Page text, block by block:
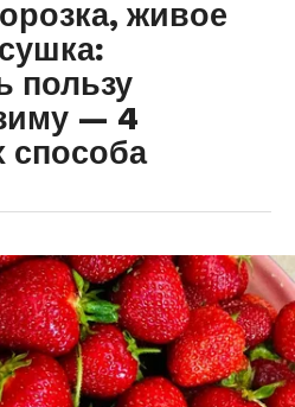
живое
пользу
— 4
способа